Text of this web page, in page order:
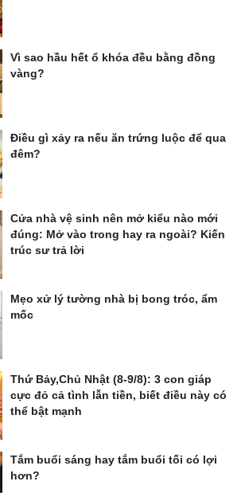
Vì sao hầu hết ổ khóa đều bằng đồng
vàng?
Điều gì xảy ra nếu ăn trứng luộc để qua
đêm?
Cửa nhà vệ sinh nên mở kiểu nào mới
đúng: Mở vào trong hay ra ngoài? Kiến
trúc sư trả lời
Mẹo xử lý tường nhà bị bong tróc, ẩm
mốc
Thứ Bảy,Chủ Nhật (8-9/8): 3 con giáp
cực đỏ cả tình lẫn tiền, biết điều này có
thể bật mạnh
Tắm buổi sáng hay tắm buổi tối có lợi
hơn?